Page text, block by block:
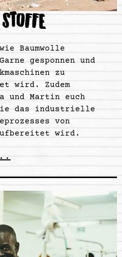
Baumwolle
gesponnen und
zu
wird. Zudem
und Martin euch
das industrielle
von
wird.